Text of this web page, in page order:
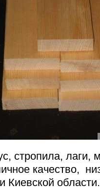
стропила, лаги,
качество,
Киевской